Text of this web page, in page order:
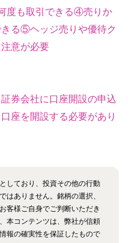
度も取引できる④売りか
る⑤ヘッジ売りや優待ク
意が必要
券会社に口座開設の申込
座を開設する必要があり
しており、投資その他の行動
はありません。銘柄の選択、
客様ご自身でご判断いただき
本コンテンツは、弊社が信頼
報の確実性を保証したもので